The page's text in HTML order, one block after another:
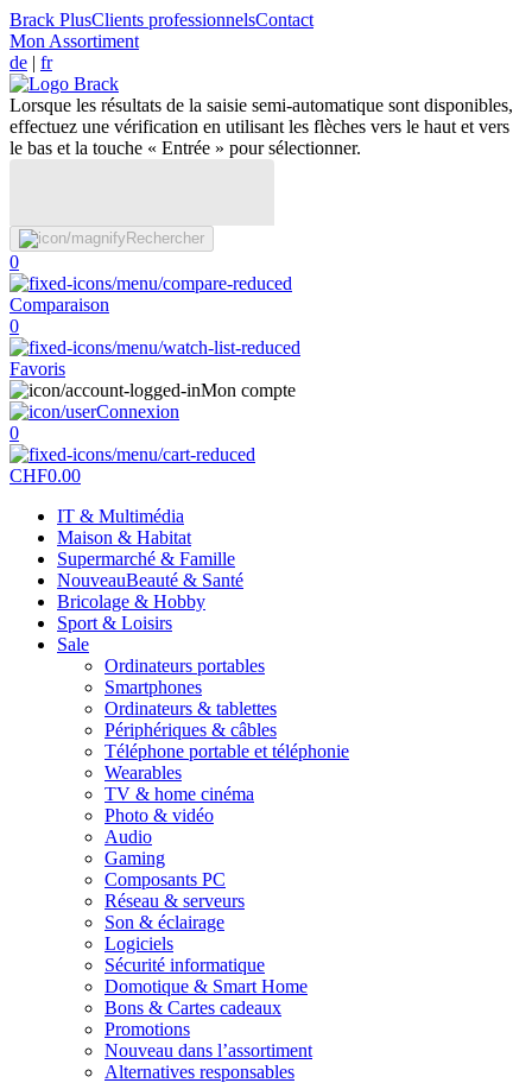
Brack PlusClients professionnelsContact
Mon Assortiment
de | fr
Lorsque les résultats de la saisie semi-automatique sont disponibles,
effectuez une vérification en utilisant les flèches vers le haut et vers
le bas et la touche « Entrée » pour sélectionner.
Rechercher
0
Comparaison
0
Favoris
Mon compte
Connexion
0
CHF0.00
IT & Multimédia
Maison & Habitat
Supermarché & Famille
NouveauBeauté & Santé
Bricolage & Hobby
Sport & Loisirs
Sale
Ordinateurs portables
Smartphones
Ordinateurs & tablettes
Périphériques & câbles
Téléphone portable et téléphonie
Wearables
TV & home cinéma
Photo & vidéo
Audio
Gaming
Composants PC
Réseau & serveurs
Son & éclairage
Logiciels
Sécurité informatique
Domotique & Smart Home
Bons & Cartes cadeaux
Promotions
Nouveau dans l’assortiment
Alternatives responsables